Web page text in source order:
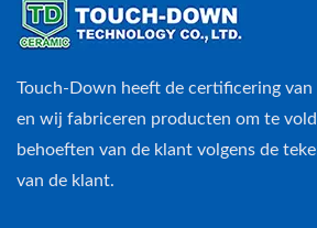
Touch-Down heeft de certificering van
en wij fabriceren producten om te
behoeften van de klant volgens de
van de klant.